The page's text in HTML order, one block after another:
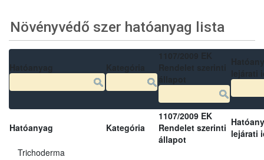
Növényvédő szer hatóanyag lista
Hatóanyag Kategória
1107/2009 EK
Rendelet szerinti
állapot
lejárati
Trichoderma